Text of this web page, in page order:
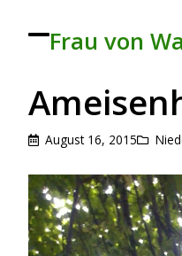
To
me
nu
Frau von
August 16, 2015